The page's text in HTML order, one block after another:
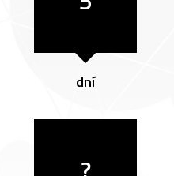
dní